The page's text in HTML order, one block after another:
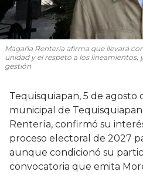
Magaña Rentería afirma que llevará
unidad y el respeto a los lineamientos,
gestión
Tequisquiapan, 5 de agosto
municipal de
Rentería, confirmó su
proceso electoral de 2027
aunque condicionó su
convocatoria que emita